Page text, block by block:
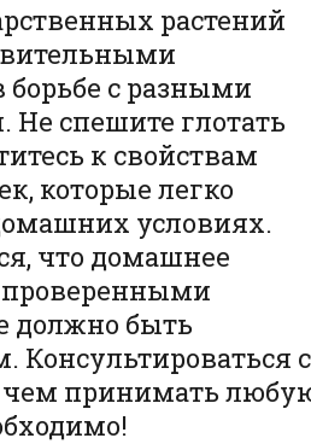
растений
с разными
спешите глотать
к свойствам
которые легко
условиях.
что домашнее
должно быть
Консультироваться с
чем принимать